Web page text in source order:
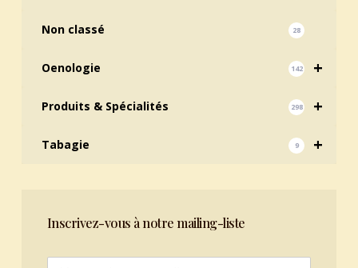
Non classé 28
+
Oenologie 142
+
Produits & Spécialités 298
+
Tabagie 9
Inscrivez-vous à notre mailing-liste